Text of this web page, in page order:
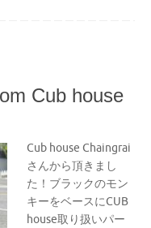
Cub house
Cub house Chaingrai
さんから頂きまし
た！ブラックのモン
キーをベースにCUB
house取り扱いパー